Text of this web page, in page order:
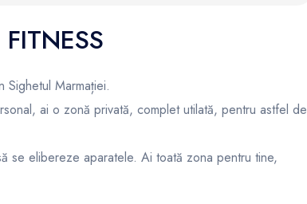
Marmației.
ai o zonă privată, complet utilată, pentru astfel de
se elibereze aparatele. Ai toată zona pentru tine,